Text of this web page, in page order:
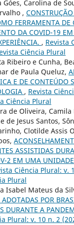
Góes, Carolina de
,
FERRAMENTA DE
DA COVID-19
, Revista
Ciência Plural
Ribeiro e Cunha,
de Paula Queluz,
E DE CONTEÚDO
, Revista
Ciência Plural
de Oliveira, Camila
de Jesus Santos,
Clotilde Assis
ASSISTIDAS
2 EM UMA
Ciência Plural: v.
Plural
Isabel Mateus da
ADOTADAS POR
DURANTE A
Plural: v. 10 n. 2